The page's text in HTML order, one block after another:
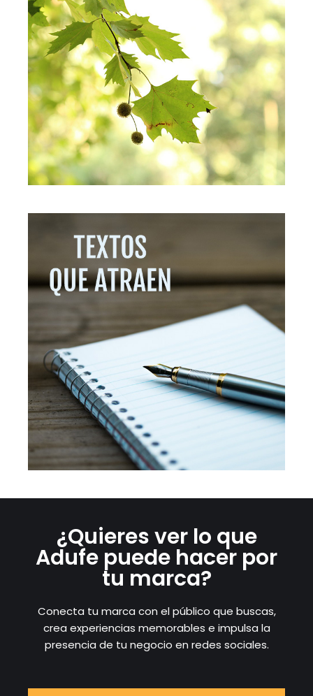
¿Quieres ver lo que
Adufe puede hacer por
tu marca?
Conecta tu marca con el público que buscas,
crea experiencias memorables e impulsa la
presencia de tu negocio en redes sociales.